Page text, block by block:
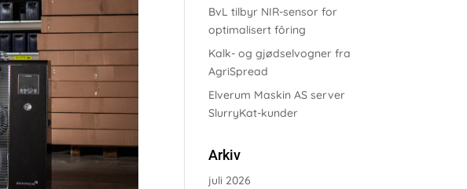
BvL tilbyr NIR-sensor for
optimalisert fôring
Kalk- og gjødselvogner fra
AgriSpread
Elverum Maskin AS server
SlurryKat-kunder
Arkiv
juli 2026